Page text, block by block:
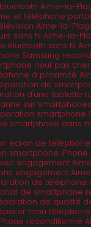
Aime-la-
et téléphone
Aime-la-
sans fil Aime-la-
Bluetooth sans fil
Samsung
neuf pas
à proximité
de
d'une tablette
sur
smartphone
smartphone dans
écran de
smartphone
engagement
engagement
de téléphone
de smartphone
de qualité
mon
reconditionné